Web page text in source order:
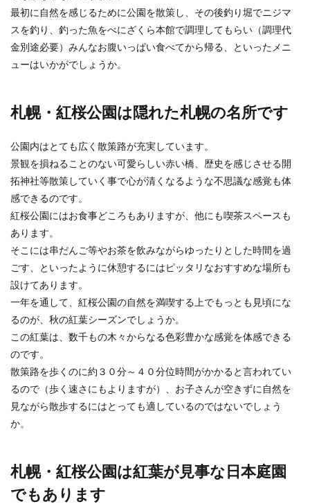
重曹とクエン酸は様々な場所の掃除に使える便利
な洗剤です。キッチンや浴槽の他にも洗濯槽掃除
に使用してい...
最初に自然を感じるために公園を散策し、その後釣り堀でニジマ
スを釣り、釣った魚をべにざくら本館で調理してもらい（調理代
金別途必要）みんなお腹いっぱい食べてから帰る、といったメニ
ューはいかがでしょうか。
札幌・紅桜公園は隠れた札幌の名所です
公園内はとても広く散策路が充実しています。
景観を損ねることのない可愛らしい赤い橋、歴史を感じさせる開
拓神社等散策していく事で心が清くなるような不思議な感覚も体
感できるのです。
紅桜公園にはお食事どころもありますが、他にも喫茶スペースも
あります。
そこには串だんご等やお茶を飲みながらゆったりとした時間を過
ごす、といったように休憩するにはピッタリなおすすめな場所も
設けてあります。
一年を通して、紅桜公園の自然を満喫する上でもっとも見頃にな
るのが、秋の紅葉シーズンでしょうか。
この紅葉は、数千もの木々からなる色彩豊かな感覚を体感できる
のです。
散策路を歩くのに約３０分～４０分位時間がかかると言われてい
るので（歩く速さにもよりますが）、お子さんが空きずに自然を
見ながら散歩するにはとっても適しているのではないでしょう
か。
札幌・紅桜公園は紅葉が見事な日本庭園
でもあります